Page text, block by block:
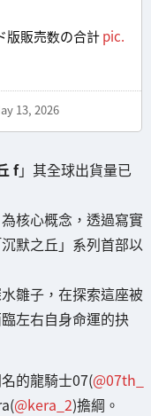
版販売数の合計pic.
13, 2026
f」其全球出貨量已
核心概念，透過寫實
默之丘」系列首部以
雛子，在探索這座被
左右自身命運的抉
的龍騎士07(@07th_
@kera_2)擔綱。